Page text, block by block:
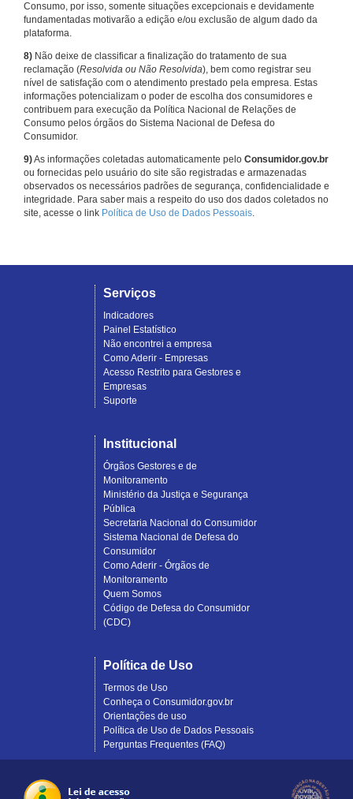
Consumo, por isso, somente situações excepcionais e devidamente
fundamentadas motivarão a edição e/ou exclusão de algum dado da
plataforma.
8) Não deixe de classificar a finalização do tratamento de sua
reclamação (Resolvida ou Não Resolvida), bem como registrar seu
nível de satisfação com o atendimento prestado pela empresa. Estas
informações potencializam o poder de escolha dos consumidores e
contribuem para execução da Política Nacional de Relações de
Consumo pelos órgãos do Sistema Nacional de Defesa do
Consumidor.
9)As informações coletadas automaticamente pelo Consumidor.gov.br
ou fornecidas pelo usuário do site são registradas e armazenadas
observados os necessários padrões de segurança, confidencialidade e
integridade. Para saber mais a respeito do uso dos dados coletados no
site, acesse o link Política de Uso de Dados Pessoais.
Serviços
Indicadores
Painel Estatístico
Não encontrei a empresa
Como Aderir - Empresas
Acesso Restrito para Gestores e
Empresas
Suporte
Institucional
Órgãos Gestores e de
Monitoramento
Ministério da Justiça e Segurança
Pública
Secretaria Nacional do Consumidor
Sistema Nacional de Defesa do
Consumidor
Como Aderir - Órgãos de
Monitoramento
Quem Somos
Código de Defesa do Consumidor
(CDC)
Política de Uso
Termos de Uso
Conheça o Consumidor.gov.br
Orientações de uso
Política de Uso de Dados Pessoais
Perguntas Frequentes (FAQ)